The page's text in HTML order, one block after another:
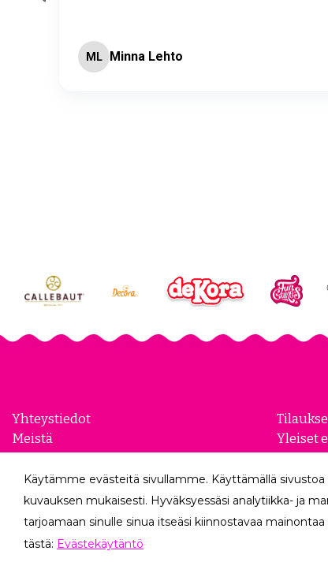
ML Minna Lehto
Yhteystiedot
Meistä
Yhteistyökumppanit
Yrityksille
Yleiset
Käytämme evästeitä sivullamme. Käyttämällä
kuvauksen mukaisesti. Hyväksyessäsi analytiikka- ja
tarjoamaan sinulle sinua itseäsi kiinnostavaa
tästä: Evästekäytäntö